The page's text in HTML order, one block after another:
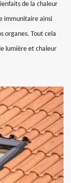
de la chaleur
immunitaire ainsi
organes. Tout cela
lumière et chaleur